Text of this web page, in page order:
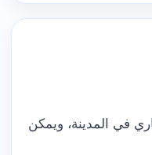
في المدينة، ويمكن